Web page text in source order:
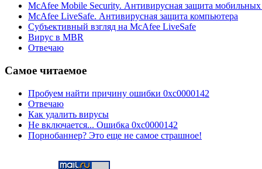
McAfee Mobile Security. Антивирусная защита мобильных
McAfee LiveSafe. Антивирусная защита компьютера
Субъективный взгляд на McAfee LiveSafe
Вирус в MBR
Отвечаю
Самое читаемое
Пробуем найти причину ошибки 0xc0000142
Отвечаю
Как удалить вирусы
Не включается... Ошибка 0xc0000142
Порнобаннер? Это еще не самое страшное!